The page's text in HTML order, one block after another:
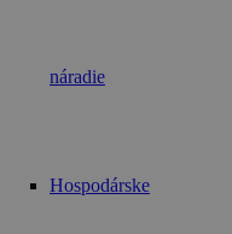
náradie
Hospodárske